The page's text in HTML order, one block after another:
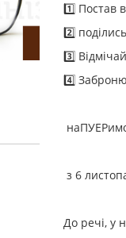
1️⃣️ Постав
2️⃣
3️⃣️️
4️⃣️
з 6
До речі, у